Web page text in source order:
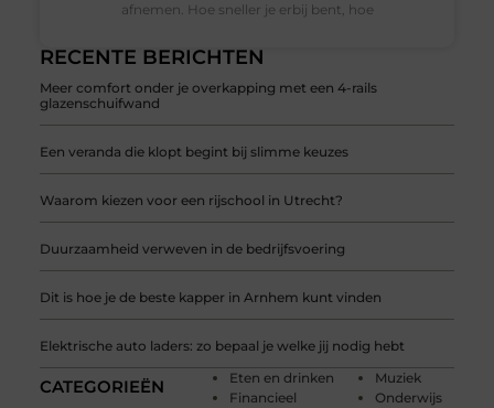
RECENTE BERICHTEN
Meer comfort onder je overkapping met een 4-rails
glazenschuifwand
Een veranda die klopt begint bij slimme keuzes
Waarom kiezen voor een rijschool in Utrecht?
Duurzaamheid verweven in de bedrijfsvoering
Dit is hoe je de beste kapper in Arnhem kunt vinden
Elektrische auto laders: zo bepaal je welke jij nodig hebt
CATEGORIEËN
Eten en drinken
Financieel
Muziek
Onderwijs
afnemen. Hoe sneller je erbij bent, hoe